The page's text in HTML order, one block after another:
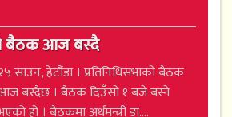
बैठक आज बस्दै
साउन, हेटौंडा । प्रतिनिधिसभाको बैठक
बस्दैछ । बैठक दिउँसो १ बजे बस्ने
हो । बैठकमा अर्थमन्त्री डा....